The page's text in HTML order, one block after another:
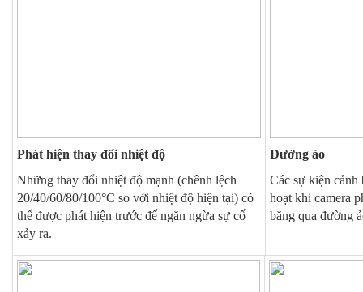
Phát hiện thay đổi nhiệt độ
Những thay đổi nhiệt độ mạnh (chênh lệch
20/40/60/80/100°C so với nhiệt độ hiện tại) có
thể được phát hiện trước để ngăn ngừa sự cố
xảy ra.
Đường ảo
Các sự kiện cảnh
hoạt khi camera
băng qua đường